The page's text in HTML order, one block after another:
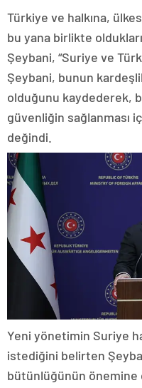
Türkiye ve halkına,
bu yana birlikte
Şeybani, “Suriye ve
Şeybani, bunun
olduğunu kaydederek,
güvenliğin sağlanması
değindi.
Yeni yönetimin Suriye
istediğini belirten
bütünlüğünün önemine